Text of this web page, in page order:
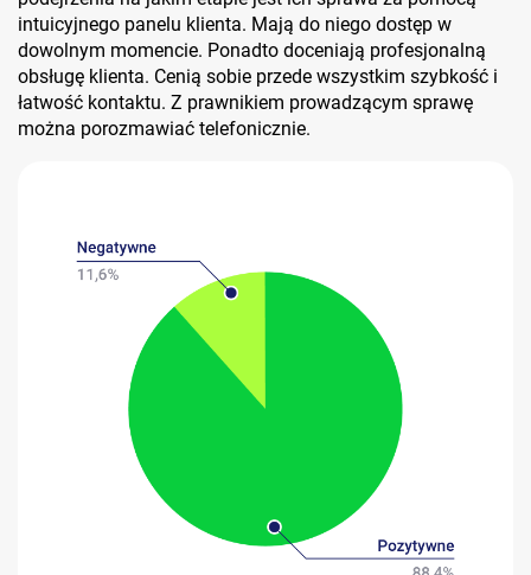
intuicyjnego panelu klienta. Mają do niego dostęp w
dowolnym momencie. Ponadto doceniają profesjonalną
obsługę klienta. Cenią sobie przede wszystkim szybkość i
łatwość kontaktu. Z prawnikiem prowadzącym sprawę
można porozmawiać telefonicznie.